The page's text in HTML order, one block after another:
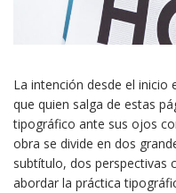
La intención desde el inicio
que quien salga de estas
tipográfico ante sus ojos
obra se divide en dos
subtítulo, dos perspectivas
abordar la práctica